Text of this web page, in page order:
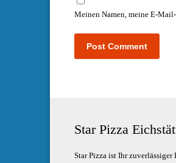
Meinen Namen, meine E-
Star Pizza
Star Pizza ist Ihr